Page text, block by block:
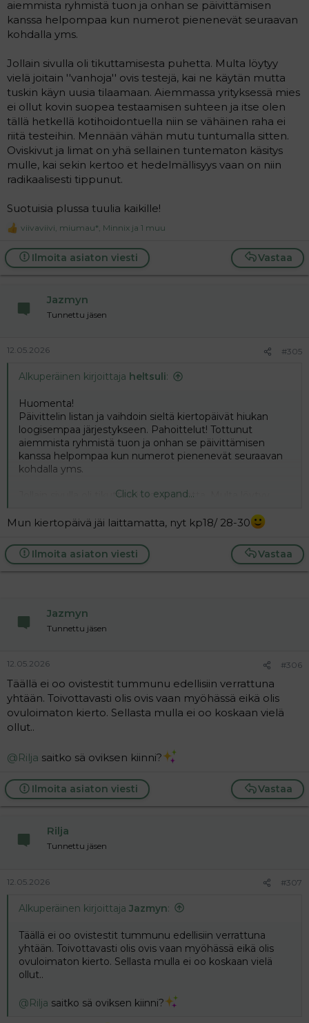
aiemmista ryhmistä tuon ja onhan se päivittämisen
kanssa helpompaa kun numerot pienenevät seuraavan
kohdalla yms.
Jollain sivulla oli tikuttamisesta puhetta. Multa löytyy
vielä joitain ''vanhoja'' ovis testejä, kai ne käytän mutta
tuskin käyn uusia tilaamaan. Aiemmassa yrityksessä mies
ei ollut kovin suopea testaamisen suhteen ja itse olen
tällä hetkellä kotihoidontuella niin se vähäinen raha ei
riitä testeihin. Mennään vähän mutu tuntumalla sitten.
Oviskivut ja limat on yhä sellainen tuntematon käsitys
mulle, kai sekin kertoo et hedelmällisyys vaan on niin
radikaalisesti tippunut.
Suotuisia plussa tuulia kaikille!
R
a
c
t
viivaviivi miumau* Minnix ja 1 muu
Vastaa
Ilmoita asiaton viesti
Jazmyn
Tunnettu jäsen
12.05.2026 #305
Alkuperäinen kirjoittaja heltsuli:
Huomenta!
Päivittelin listan ja vaihdoin sieltä kiertopäivät hiukan
loogisempaa järjestykseen. Pahoittelut! Tottunut
aiemmista ryhmistä tuon ja onhan se päivittämisen
kanssa helpompaa kun numerot pienenevät seuraavan
kohdalla yms.
Jollain sivulla oli tikuttamisesta puhetta. Multa löytyy
tuskin käyn uusia tilaamaan. Aiemmassa yrityksessä
olen tällä hetkellä kotihoidontuella niin se vähäinen raha
ei riitä testeihin. Mennään vähän mutu tuntumalla sitten.
Oviskivut ja limat on yhä sellainen tuntematon käsitys
Suotuisia plussa tuulia kaikille!
Click to expand...
Mun kiertopäivä jäi laittamatta, nyt kp18/ 28-30
Vastaa
Ilmoita asiaton viesti
Jazmyn
Tunnettu jäsen
12.05.2026 #306
Täällä ei oo ovistestit tummunu edellisiin verrattuna
yhtään. Toivottavasti olis ovis vaan myöhässä eikä olis
ovuloimaton kierto. Sellasta mulla ei oo koskaan vielä
ollut..
@Rilja saitko sä oviksen kiinni?
Vastaa
Ilmoita asiaton viesti
Rilja
Tunnettu jäsen
12.05.2026 #307
Alkuperäinen kirjoittaja Jazmyn:
Täällä ei oo ovistestit tummunu edellisiin verrattuna
yhtään. Toivottavasti olis ovis vaan myöhässä eikä olis
ovuloimaton kierto. Sellasta mulla ei oo koskaan vielä
ollut..
@Rilja saitko sä oviksen kiinni?